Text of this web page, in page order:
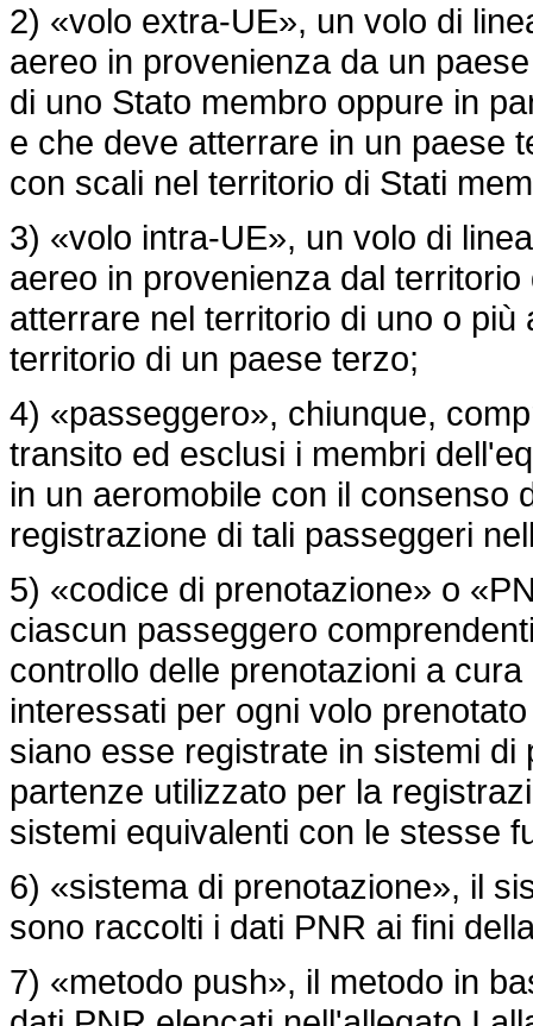
2) «volo extra-UE», un volo di
aereo in provenienza da un
di uno Stato membro oppure in
e che deve atterrare in un paese
con scali nel territorio di Stati
3) «volo intra-UE», un volo di
aereo in provenienza dal
atterrare nel territorio di uno o
territorio di un paese terzo;
4) «passeggero», chiunque,
transito ed esclusi i membri
in un aeromobile con il consenso
registrazione di tali passeggeri
5) «codice di prenotazione» o
ciascun passeggero
controllo delle prenotazioni a
interessati per ogni volo
siano esse registrate in sistemi
partenze utilizzato per la
sistemi equivalenti con le stesse
6) «sistema di prenotazione», il
sono raccolti i dati PNR ai fini
7) «metodo push», il metodo in